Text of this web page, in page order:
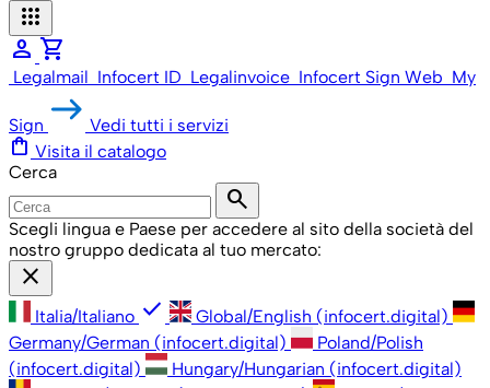
apps
person shopping_cart
Legalmail Infocert ID Legalinvoice Infocert Sign Web My
Sign Vedi tutti i servizi
shopping_bag Visita il catalogo
Cerca
search
Scegli lingua e Paese per accedere al sito della società del
nostro gruppo dedicata al tuo mercato:
close
Italia/Italiano check
Global/English (infocert.digital)
Germany/German (infocert.digital)
Poland/Polish
(infocert.digital)
Hungary/Hungarian (infocert.digital)